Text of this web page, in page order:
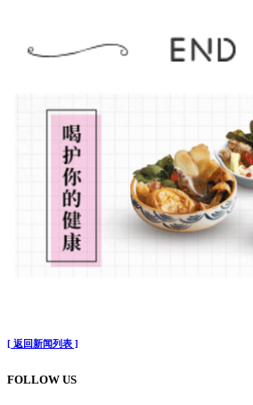
[ 返回新闻列表 ]
FOLLOW US